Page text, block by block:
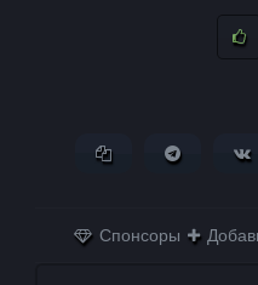
Копировать ссылку
Спонсоры